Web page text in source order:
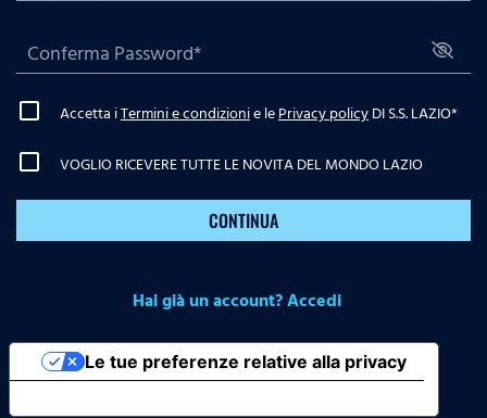
Accetta iTermini e condizionie lePrivacy policyDI S.S. LAZIO*
VOGLIO RICEVERE TUTTE LE NOVITA DEL MONDO LAZIO
CONTINUA
Hai già un account? Accedi
Le tue preferenze relative alla privacy